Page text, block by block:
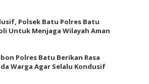
Polsek Batu Polres Batu
Untuk Menjaga Wilayah Aman
Polres Batu Berikan Rasa
Warga Agar Selalu Kondusif